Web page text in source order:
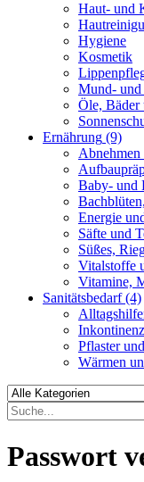
Haut- und
Hygiene
Kosmetik
Mund- und
Öle, Bäder
Ernährung (9)
Abnehmen
Baby- und
Energie
Säfte und
Süßes,
Vitalstoffe
Vitamine,
Sanitätsbedarf(4)
Pflaster
Wärmen
Passwort